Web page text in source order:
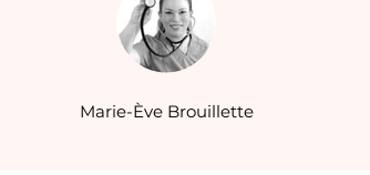
Marie-Ève Brouillette